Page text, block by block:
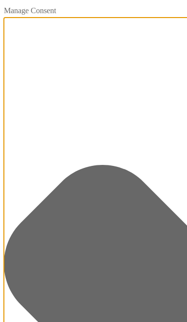
Manage Consent